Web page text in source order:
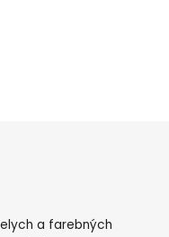
a farebných